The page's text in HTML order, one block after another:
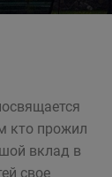
кто прожил
вклад в
свое